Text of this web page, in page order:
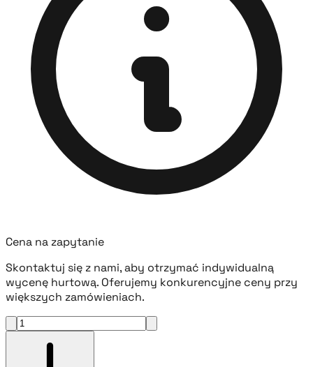
Cena na zapytanie
Skontaktuj się z nami, aby otrzymać indywidualną
wycenę hurtową. Oferujemy konkurencyjne ceny przy
większych zamówieniach.